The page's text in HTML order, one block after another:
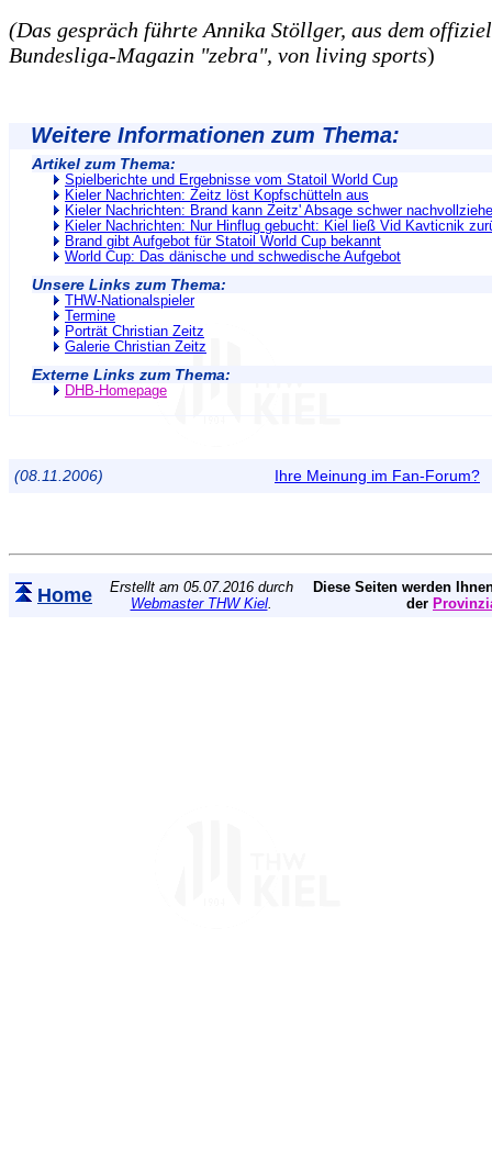
(Das gespräch führte Annika Stöllger, aus dem
Bundesliga-Magazin "zebra", von living sports)
Weitere Informationen zum Thema:
Artikel zum Thema:
Spielberichte und Ergebnisse vom Statoil World Cup
Kieler Nachrichten: Zeitz löst Kopfschütteln aus
Kieler Nachrichten: Brand kann Zeitz' Absage schwer
Kieler Nachrichten: Nur Hinflug gebucht: Kiel ließ Vid Kavticnik
Brand gibt Aufgebot für Statoil World Cup bekannt
World Cup: Das dänische und schwedische Aufgebot
Unsere Links zum Thema:
THW-Nationalspieler
Termine
Porträt Christian Zeitz
Galerie Christian Zeitz
Externe Links zum Thema:
DHB-Homepage
(08.11.2006) Ihre Meinung im Fan-Forum?
Home
Erstellt am 05.07.2016 durch
Webmaster THW Kiel.
Diese Seiten werden
der